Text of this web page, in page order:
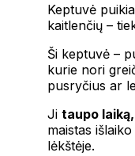
Keptuvė
kaitlenčių –
Ši keptuvė –
kurie nori
pusryčius ar
Ji taupo
maistas
lėkštėje.